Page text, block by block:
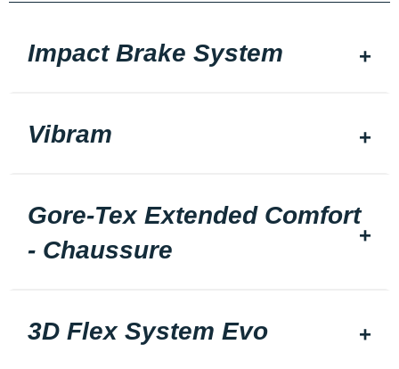
Impact Brake System
Vibram
Gore-Tex Extended Comfort
- Chaussure
3D Flex System Evo